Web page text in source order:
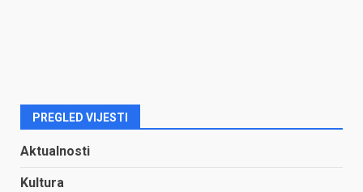
PREGLED VIJESTI
Aktualnosti
Kultura